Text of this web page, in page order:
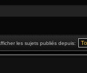
les sujets publiés depuis: